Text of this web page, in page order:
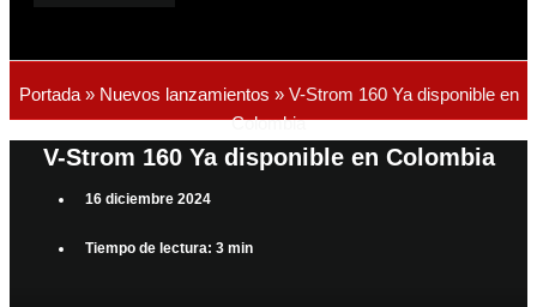
Portada» Nuevos lanzamientos » V-Strom 160 Ya disponible en
Colombia
V-Strom 160 Ya disponible en Colombia
16 diciembre 2024
Tiempo de lectura: 3 min